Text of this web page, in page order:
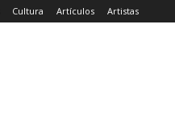
Cultura Artículos Artistas